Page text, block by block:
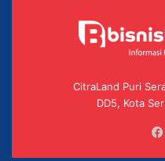
CitraLand Puri
DD5, Kota